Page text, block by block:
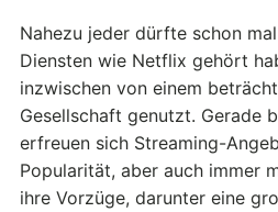
Nahezu jeder dürfte schon
Diensten wie Netflix gehört
inzwischen von einem
Gesellschaft genutzt. Gerade
erfreuen sich Streaming-
Popularität, aber auch immer
ihre Vorzüge, darunter eine